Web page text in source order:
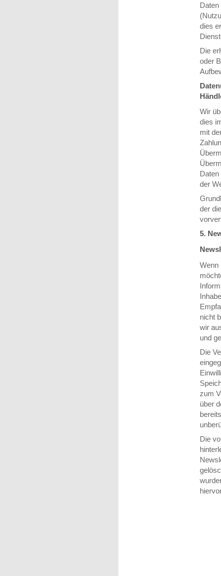
dies
Die
oder
Wir
dies
mit
der
der
5.
Wenn
nicht
wir
und
Die
zum
über
Die